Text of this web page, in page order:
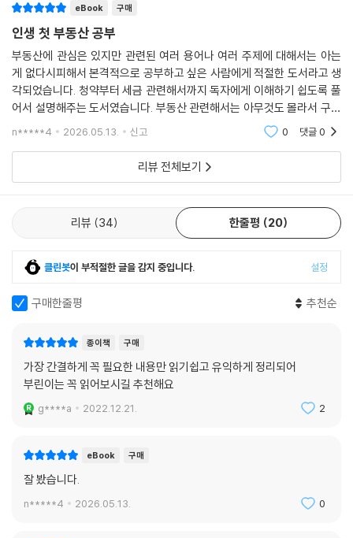
‘썰을 풀듯’ 직관적인 형태로 담겨 있는 정보는 이 책을 보는 묘미다. 실제
현장에서 취재를 하던 다년간의 경험 속에서 얻은 흥미로운 에피소드들과
실전에 응용 가능한 현실감 넘치는 팁들은 보너스다. 다가올 2023년, 격
변하는 부동산 시장에 떠오르는 50개의 화두를 던지고 동시에 명쾌한 해
답으로 마무리했다.
eBook 구매
인생 첫 부동산 공부
부동산에 관심은 있지만 관련된 여러 용어나 여러 주제에 대해서는 아는
게 없다시피해서 본격적으로 공부하고 싶은 사람에게 적절한 도서라고 생
각되었습니다. 청약부터 세금 관련해서까지 독자에게 이해하기 쉽도록 풀
어서 설명해주는 도서였습니다. 부동산 관련해서는 아무것도 몰라서 구매
해본 도서였는데 도움이 되었습니다. 다만 최신 도서는 아니라서 정부 정
n*****4 2026.05.13. 신고 0 댓글0
리뷰 전체보기
리뷰 34 한줄평 20
클린봇이 부적절한 글을 감지 중입니다. 설정
구매한줄평 추천순
종이책 구매
가장 간결하게 꼭 필요한 내용만 읽기쉽고 유익하게 정리되어
부린이는 꼭 읽어보시길 추천해요
g****a 2022.12.21. 2
eBook 구매
잘 봤습니다.
n*****4 2026.05.13. 0